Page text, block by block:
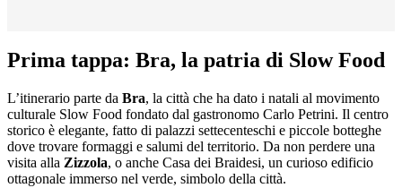
Prima tappa: Bra, la patria di Slow Food
L’itinerario parte da Bra, la città che ha dato i natali al movimento
culturale Slow Food fondato dal gastronomo Carlo Petrini. Il centro
storico è elegante, fatto di palazzi settecenteschi e piccole botteghe
dove trovare formaggi e salumi del territorio. Da non perdere una
visita alla Zizzola, o anche Casa dei Braidesi, un curioso edificio
ottagonale immerso nel verde, simbolo della città.